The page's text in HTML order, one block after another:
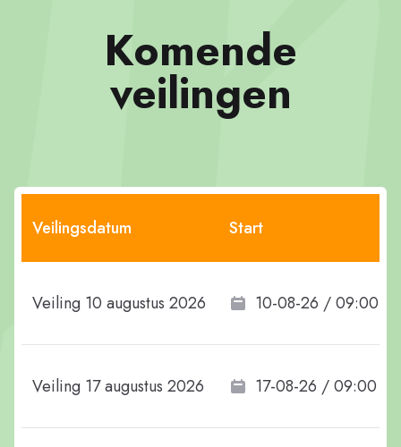
Komende
veilingen
Veilingsdatum Start
Veiling 10 augustus 2026 10-08-26 / 09:00
Veiling 17 augustus 2026 17-08-26 / 09:00